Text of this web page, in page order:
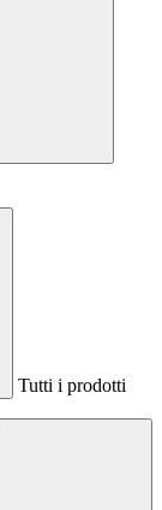
Tutti i prodotti